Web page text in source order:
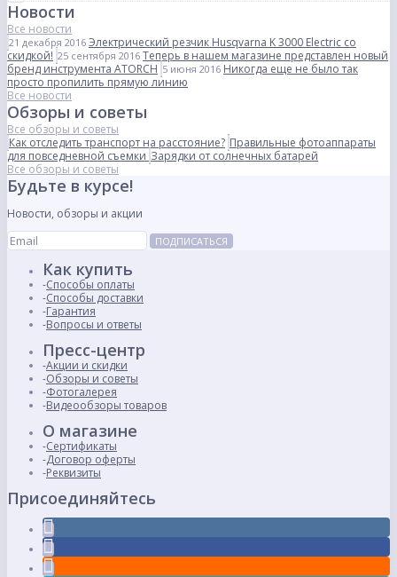
Новости
Все новости
21 декабря 2016 Электрический резчик Husqvarna K 3000 Electric со
скидкой! 25 сентября 2016 Теперь в нашем магазине представлен новый
бренд инструмента ATORCH 5 июня 2016 Никогда еще не было так
просто пропилить прямую линию
Все новости
Обзоры и советы
Все обзоры и советы
Как отследить транспорт на расстояние? Правильные фотоаппараты
для повседневной съемки Зарядки от солнечных батарей
Все обзоры и советы
Будьте в курсе!
Новости, обзоры и акции
ПОДПИСАТЬСЯ
Как купить
Способы оплаты
Способы доставки
Гарантия
Вопросы и ответы
Пресс-центр
Акции и скидки
Обзоры и советы
Фотогалерея
Видеообзоры товаров
О магазине
Сертификаты
Договор оферты
Реквизиты
Присоединяйтесь